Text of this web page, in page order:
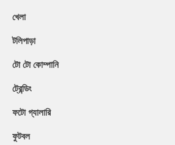
খেলা
টলিপাড়া
টো টো কোম্পানি
ট্রেন্ডিং
ফটো গ্যালারি
ফুটবল